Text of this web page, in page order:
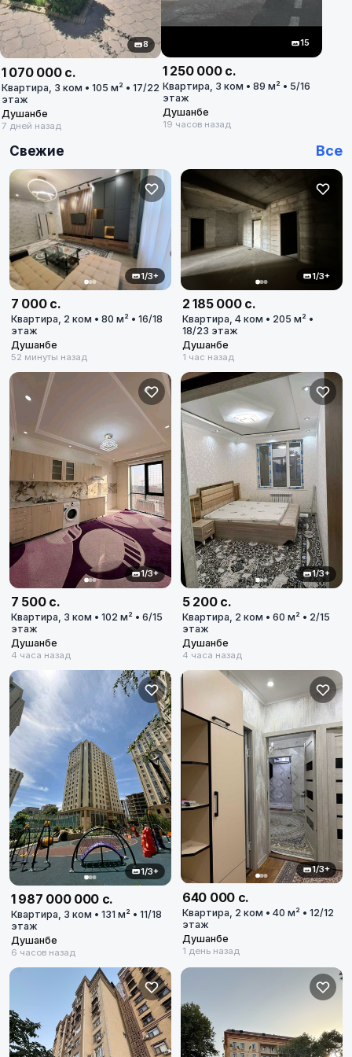
8
1 070 000 с.
Квартира, 3 ком • 105 м² • 17/22
этаж
Душанбе
7 дней назад
15
1 250 000 с.
Квартира, 3 ком • 89 м² • 5/16
этаж
Душанбе
19 часов назад
Свежие Все
1/3+
7 000 с.
Квартира, 2 ком • 80 м² • 16/18
этаж
Душанбе
52 минуты назад
1/3+
2 185 000 с.
Квартира, 4 ком • 205 м² •
18/23 этаж
Душанбе
1 час назад
1/3+
7 500 с.
Квартира, 3 ком • 102 м² • 6/15
этаж
Душанбе
4 часа назад
1/3+
5 200 с.
Квартира, 2 ком • 60 м² • 2/15
этаж
Душанбе
4 часа назад
1/3+
1 987 000 000 с.
Квартира, 3 ком • 131 м² • 11/18
этаж
Душанбе
6 часов назад
1/3+
640 000 с.
Квартира, 2 ком • 40 м² • 12/12
этаж
Душанбе
1 день назад
Дом или дачу
70объявлений 70
Гараж или паркинг
3 объявлений
Участок
Коммерческую недвижимость
20объявлений 20
Бизнес
4объявлений 4
Промбазы и заводы
0объявлений